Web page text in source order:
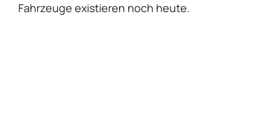
Fahrzeuge existieren noch heute.